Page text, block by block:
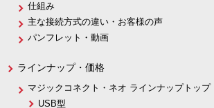
仕組み
主な接続方式の違い・お客様の声
パンフレット・動画
ラインナップ・価格
マジックコネクト・ネオ ラインナップトップ
USB型